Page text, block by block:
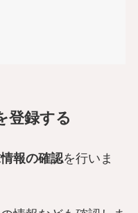
登録する
報の確認を行いま